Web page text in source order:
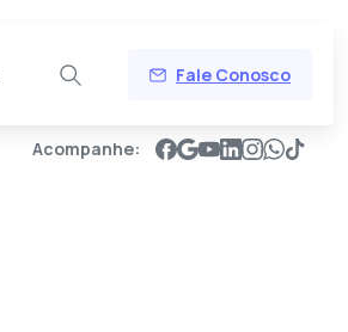
Fale Conosco
Acompanhe: